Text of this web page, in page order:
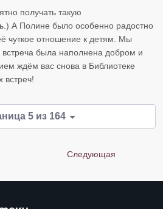
получать такую
А Полине было особенно радостно
чуткое отношение к детям. Мы
была наполнена добром и
ждём вас снова в Библиотеке
встреч!
5 из 164
Следующая